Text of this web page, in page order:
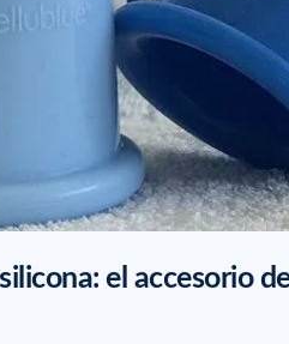
el accesorio